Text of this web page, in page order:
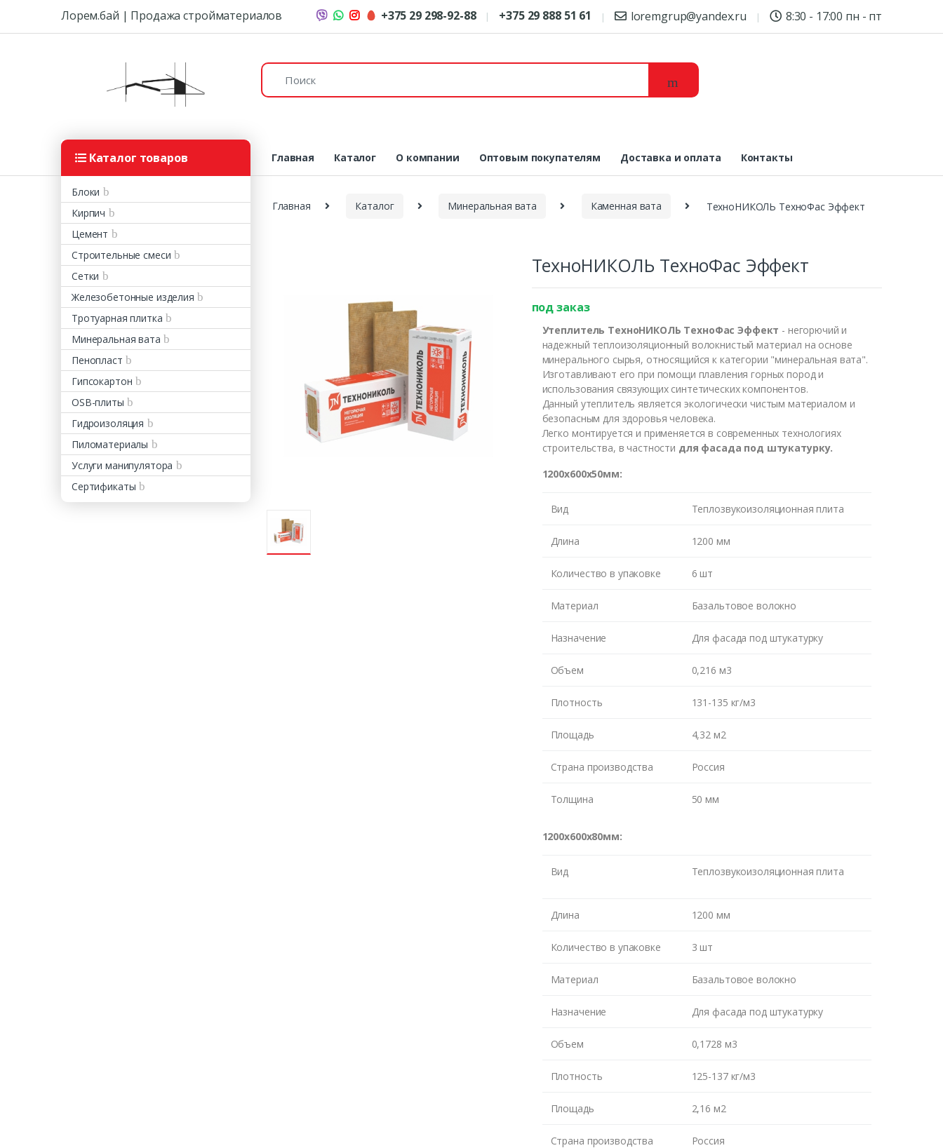
Skip to navigation
Skip to contentЛорем.бай | Продажа стройматериалов +375 29 298-92-88 +375 29 888 51 61 loremgrup@yandex.ru 8:30 - 17:00 пн - пт
Поиск:
Каталог товаров
Блоки
Кирпич
Цемент
Строительные смеси
Сетки
Железобетонные изделия
Тротуарная плитка
Минеральная вата
Пенопласт
Гипсокартон
OSB-плиты
Гидроизоляция
Пиломатериалы
Услуги манипулятора
Сертификаты
Главная Каталог О компании Оптовым покупателям Доставка и оплата Контакты
Главная Каталог Минеральная вата Каменная вата ТехноНИКОЛЬ ТехноФас Эффект
ТехноНИКОЛЬ ТехноФас Эффект
под заказ
Утеплитель ТехноНИКОЛЬ ТехноФас Эффект - негорючий и
надежный теплоизоляционный волокнистый материал на основе
минерального сырья, относящийся к категории "минеральная вата".
Изготавливают его при помощи плавления горных пород и
использования связующих синтетических компонентов.
Данный утеплитель является экологически чистым материалом и
безопасным для здоровья человека.
Легко монтируется и применяется в современных технологиях
строительства, в частности для фасада под штукатурку.
1200х600х50мм:
Вид Теплозвукоизоляционная плита
Длина 1200 мм
Количество в упаковке 6 шт
Материал Базальтовое волокно
Назначение Для фасада под штукатурку
Объем 0,216 м3
Плотность 131-135 кг/м3
Площадь 4,32 м2
Страна производства Россия
Толщина 50 мм
1200х600х80мм:
Вид Теплозвукоизоляционная плита
Длина 1200 мм
Количество в упаковке 3 шт
Материал Базальтовое волокно
Назначение Для фасада под штукатурку
Объем 0,1728 м3
Плотность 125-137 кг/м3
Площадь 2,16 м2
Страна производства Россия
Оставьте номер и мы перезвоним Вам